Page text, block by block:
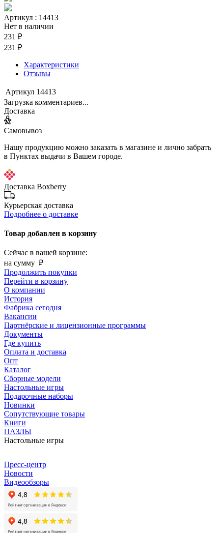
Артикул : 14413
Нет в наличии
231 ₽
231 ₽
Характеристики
Отзывы
Артикул 14413
Загрузка комментариев...
Доставка
Самовывоз
Нашу продукцию можно заказать в магазине и лично забрать
в Пунктах выдачи в Вашем городе.
Доставка Boxberry
Курьерская доставка
Подробнее о доставке
Товар добавлен в корзину
Сейчас в вашей корзине:
на сумму ₽
Продолжить покупки
Перейти в корзину
О компании
История
Фабрика сегодня
Вакансии
Партнёрские и лицензионные программы
Документы
Где купить
Оплата и доставка
Опт
Каталог
Сборные модели
Настольные игры
Подарочные наборы
Новинки
Сопутствующие товары
Книги
ПАЗЛЫ
Настольные игры
Пресс-центр
Новости
Видеообзоры